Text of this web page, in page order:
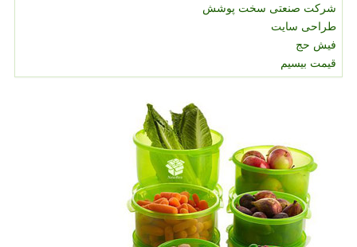
شرکت صنعتی سخت پوشش
طراحی سایت
فیش حج
قیمت بیسیم